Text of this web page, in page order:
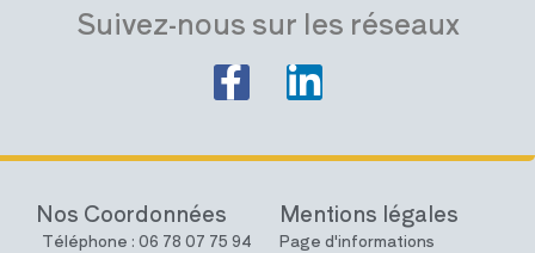
Suivez-nous sur les réseaux
Nos Coordonnées
Téléphone : 06 78 07 75 94
Mentions légales
Page d'informations